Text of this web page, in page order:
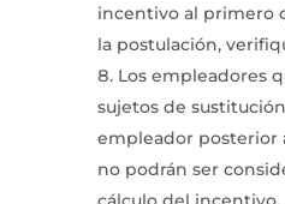
incentivo al primero
la postulación,
Los empleadores
sujetos de
empleador posterior
no podrán ser